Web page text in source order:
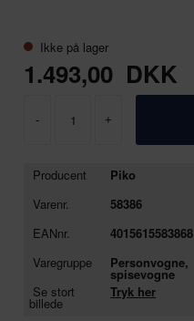
Ikke på lager
1.493,00 DKK
- +
Producent
Piko
Varenr.
58386
EANnr.
4015615583868
Varegruppe
Personvogne,
spisevogne
Se stort
billede
Tryk her